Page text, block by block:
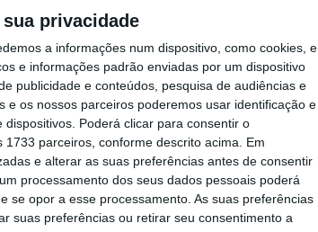
privacidade
a informações num dispositivo, como cookies, e
e informações padrão enviadas por um dispositivo
publicidade e conteúdos, pesquisa de audiências e
e os nossos parceiros poderemos usar identificação e
Poderá clicar para consentir o
parceiros, conforme descrito acima. Em
e alterar as suas preferências antes de consentir
processamento dos seus dados pessoais poderá
se opor a esse processamento. As suas preferências
suas preferências ou retirar seu consentimento a
menos de
à Ducati eu disse
Ele vai se divertir
Marco Bezzecchi
luz verde para correr